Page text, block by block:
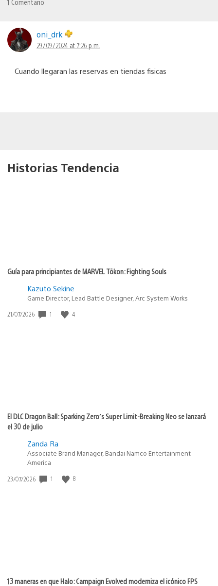
oni_drk
29/09/2024 at 7:26 p.m.
Cuando llegaran las reservas en tiendas fisicas
Historias Tendencia
Guía para principiantes de MARVEL Tōkon: Fighting Souls
Kazuto Sekine
Game Director, Lead Battle Designer, Arc System Works
Fecha
21/07/2026 1 4
El DLC Dragon Ball: Sparking Zero’s Super Limit-Breaking Neo se lanzará
el 30 de julio
Zanda Ra
Associate Brand Manager, Bandai Namco Entertainment
America
Fecha
23/07/2026 1 8
13 maneras en que Halo: Campaign Evolved moderniza el icónico FPS